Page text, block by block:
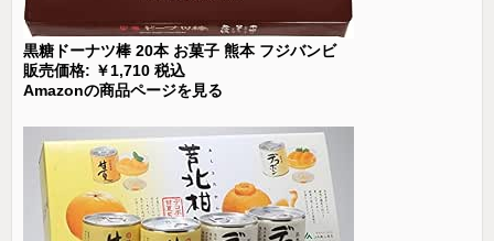
黒糖ドーナツ棒 20本 お菓子 熊本 フジバンビ
販売価格: ￥1,710 税込
Amazonの商品ページを見る